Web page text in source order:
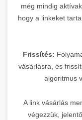
még mindig
hogy a linkeket
Frissítés:
vásárlásra, és
algoritmus
A link vásárlás
végezzük,